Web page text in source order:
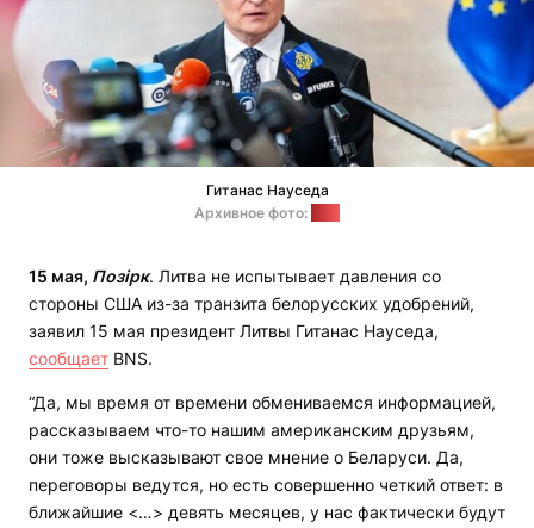
Гитанас Науседа
Архивное фото:
15 мая, Позірк. Литва не испытывает давления со
стороны США из-за транзита белорусских удобрений,
заявил 15 мая президент Литвы Гитанас Науседа,
сообщает BNS.
“Да, мы время от времени обмениваемся информацией,
рассказываем что-то нашим американским друзьям,
они тоже высказывают свое мнение о Беларуси. Да,
переговоры ведутся, но есть совершенно четкий ответ: в
ближайшие <…> девять месяцев, у нас фактически будут